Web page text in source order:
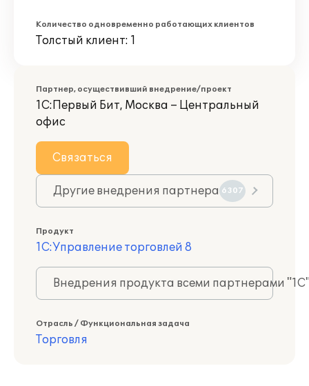
Количество одновременно работающих клиентов
Толстый клиент: 1
Партнер, осуществивший внедрение/проект
1С:Первый Бит, Москва – Центральный
офис
Связаться
Другие внедрения партнера 6307
Продукт
1С:Управление торговлей 8
Внедрения продукта всеми партнерами
Отрасль / Функциональная задача
Торговля